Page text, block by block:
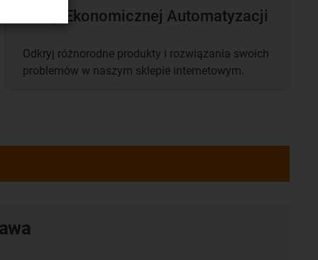
Sklep Ekonomicznej Automatyzacji
Odkryj różnorodne produkty i rozwiązania swoich
problemów w naszym sklepie internetowym.